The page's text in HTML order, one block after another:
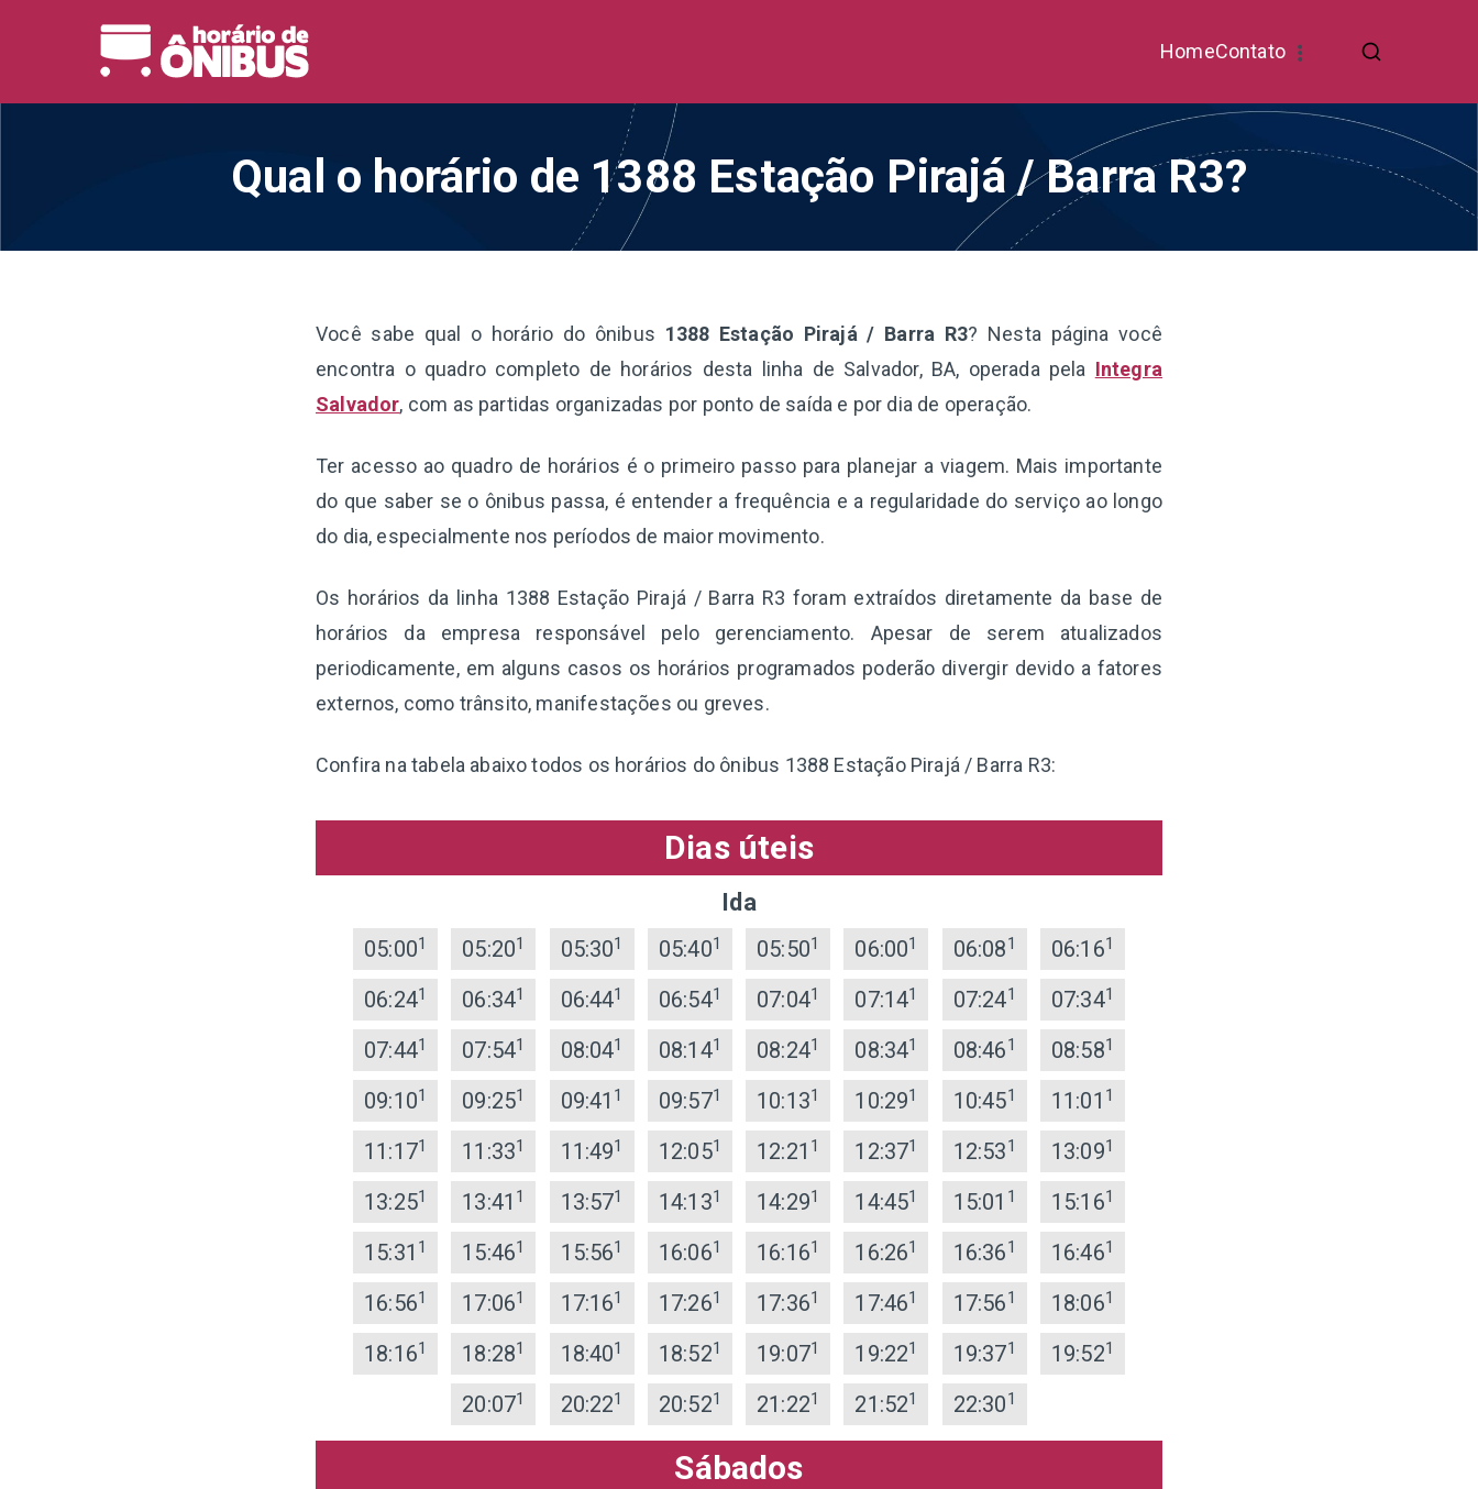
HomeContato
Qual o horário de 1388 Estação Pirajá / Barra R3?
Você sabe qual o horário do ônibus 1388 Estação Pirajá / Barra R3? Nesta página você
encontra o quadro completo de horários desta linha de Salvador, BA, operada pela Integra
Salvador, com as partidas organizadas por ponto de saída e por dia de operação.
Ter acesso ao quadro de horários é o primeiro passo para planejar a viagem. Mais importante
do que saber se o ônibus passa, é entender a frequência e a regularidade do serviço ao longo
do dia, especialmente nos períodos de maior movimento.
Os horários da linha 1388 Estação Pirajá / Barra R3 foram extraídos diretamente da base de
horários da empresa responsável pelo gerenciamento. Apesar de serem atualizados
periodicamente, em alguns casos os horários programados poderão divergir devido a fatores
externos, como trânsito, manifestações ou greves.
Confira na tabela abaixo todos os horários do ônibus 1388 Estação Pirajá / Barra R3:
Dias úteis
Ida
05:001 05:201 05:301 05:401 05:501 06:001 06:081 06:161
06:241 06:341 06:441 06:541 07:041 07:141 07:241 07:341
07:441 07:541 08:041 08:141 08:241 08:341 08:461 08:581
09:101 09:251 09:41 1 09:571 10:131 10:291 10:451 11:01 1
11:171 11:331 11:491 12:051 12:21 1 12:371 12:531 13:091
13:251 13:41 1 13:571 14:131 14:291 14:451 15:01 1 15:161
15:31 1 15:461 15:561 16:061 16:161 16:261 16:361 16:461
16:561 17:061 17:161 17:261 17:361 17:461 17:561 18:061
18:161 18:281 18:401 18:521 19:071 19:221 19:371 19:521
20:071 20:221 20:521 21:221 21:521 22:301
Sábados